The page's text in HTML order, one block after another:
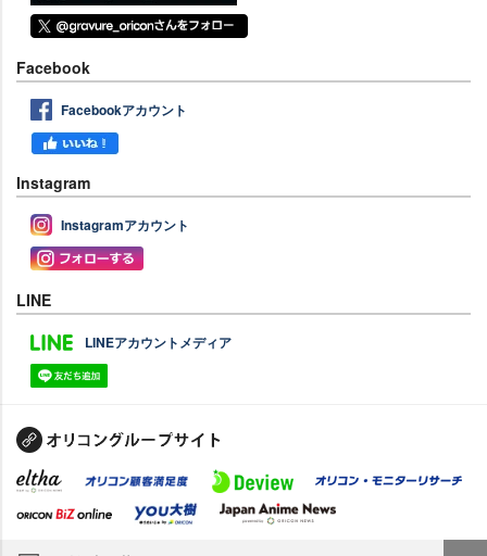
Facebook
Facebookアカウント
Instagram
Instagramアカウント
LINE
LINEアカウントメディア